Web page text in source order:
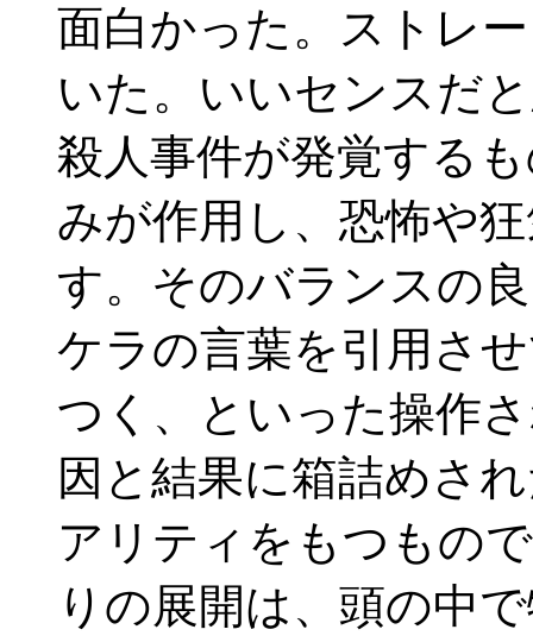
面白かった。ストレ
いた。いいセンスだ
殺人事件が発覚する
みが作用し、恐怖や
す。そのバランスの
ケラの言葉を引用さ
つく、といった操作
因と結果に箱詰めさ
アリティをもつもの
りの展開は、頭の中